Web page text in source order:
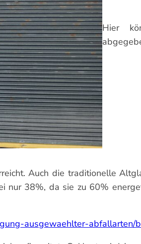
Hier
Auch die traditionelle
38%, da sie zu 60%
ausgewaehlter-abfallarten/